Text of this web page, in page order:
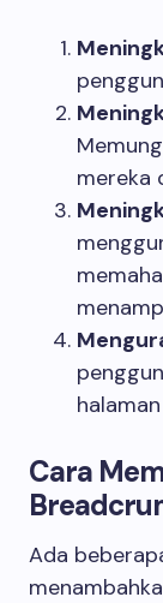
mereka
Cara
Ada